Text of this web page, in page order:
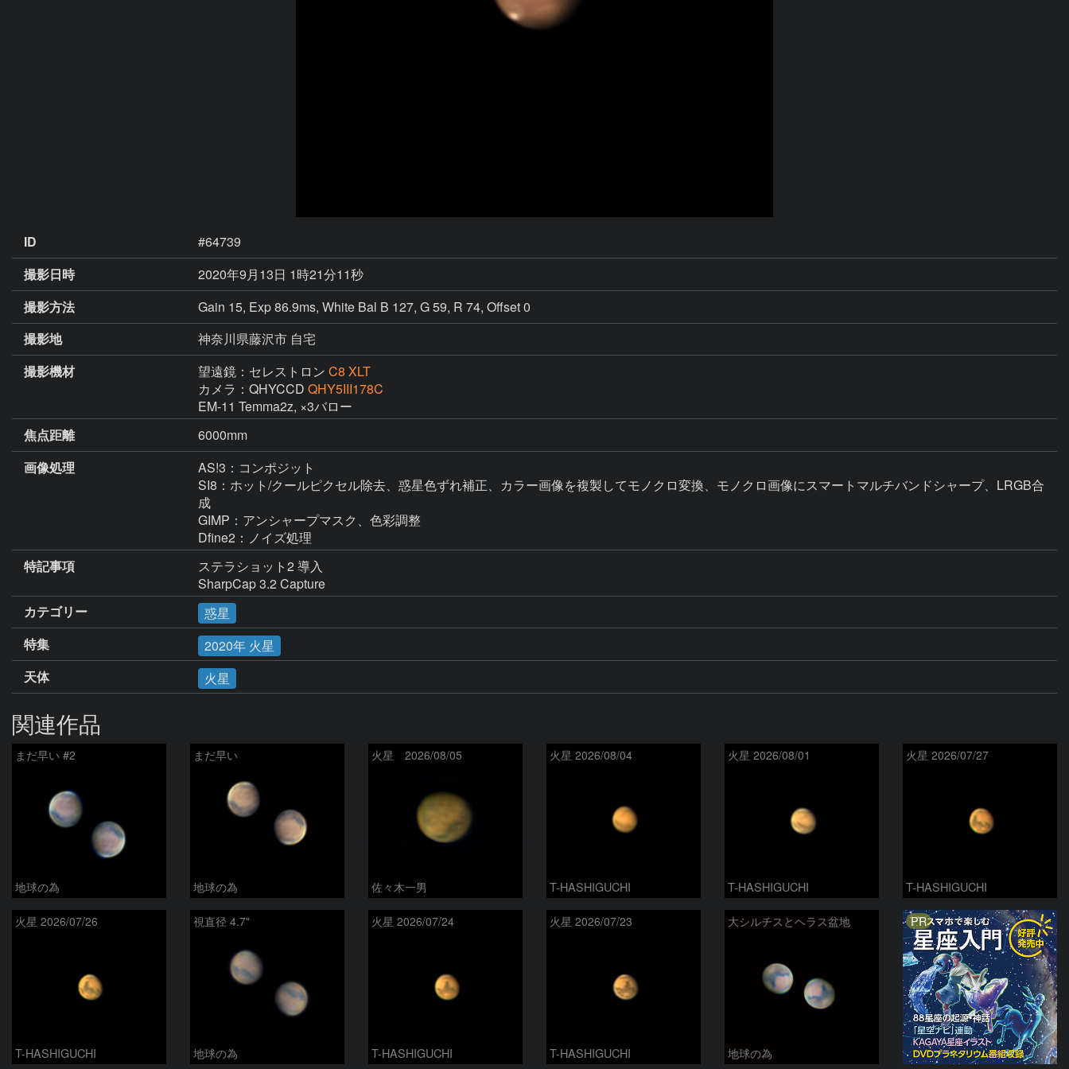
ID
#64739
撮影日時
2020年9月13日 1時21分11秒
撮影方法
Gain 15, Exp 86.9ms, White Bal B 127, G 59, R 74, Offset 0
撮影地
神奈川県藤沢市 自宅
撮影機材
望遠鏡：セレストロン C8 XLT
カメラ：QHYCCD QHY5III178C
EM-11 Temma2z, ×3バロー
焦点距離
6000mm
画像処理
AS!3：コンポジット
SI8：ホット/クールピクセル除去、惑星色ずれ補正、カラー画像を複製してモノクロ変換、モノクロ画像にスマートマルチバンドシャープ、LRGB合
成
GIMP：アンシャープマスク、色彩調整
Dfine2：ノイズ処理
特記事項
ステラショット2 導入
SharpCap 3.2 Capture
カテゴリー
惑星
特集
2020年 火星
天体
火星
関連作品
まだ早い #2
地球の為
まだ早い
地球の為
火星 2026/08/05
佐々木一男
火星 2026/08/04
T-HASHIGUCHI
火星 2026/08/01
T-HASHIGUCHI
火星 2026/07/27
T-HASHIGUCHI
火星 2026/07/26
T-HASHIGUCHI
視直径 4.7"
地球の為
火星 2026/07/24
T-HASHIGUCHI
火星 2026/07/23
T-HASHIGUCHI
大シルチスとヘラス盆地
地球の為
PR